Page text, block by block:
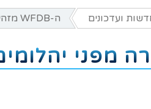
ועדכונים ה-WFDB מזהירה מפני יהלומים מזימבובאה